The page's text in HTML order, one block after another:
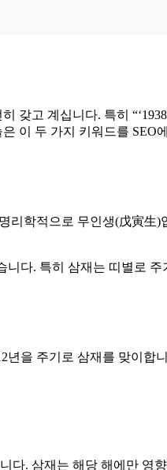
갖고 계십니다. 특히
이 두 가지 키워드를 SEO
리학적으로 무인생(戊寅生)
다. 특히 삼재는 띠별로 주
을 주기로 삼재를 맞이합
다. 삼재는 해당 해에만 영